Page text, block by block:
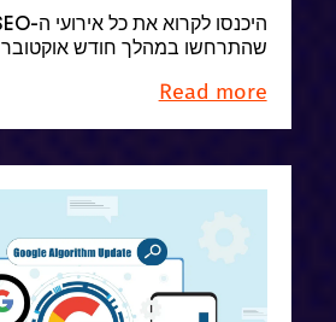
שהתרחשו במהלך חודש אוקטובר
Read more